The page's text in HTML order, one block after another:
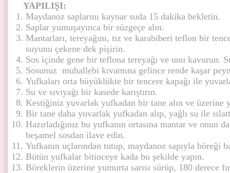
YAPILIŞI:
Maydanoz saplarını kaynar suda 15 dakika bekletin.
Saplar yumuşayınca bir süzgeçe alın.
Mantarları, tereyağını, tız ve karabiberi teflon bir
suyunu çekene dek pişirin.
Sos içinde gene bir teflona tereyağı ve unu kavurun.
Sosunuz muhallebi kıvamına gelince rende kaşar
Yufkaları orta büyüklükte bir tencere kapağı ile
Su ve sıvıyağı bir kasede karıştırın.
Kestiğiniz yuvarlak yufkadan bir tane alın ve üzerine
Bir tane daha yuvarlak yufkadan alıp, yağlı su ile
Hazırladığınız bu yufkanın ortasına mantar ve onun
beşamel sosdan ilave edin.
Yufkanın uçlarından tutup, maydanoz sapıyla böreği
Bütün yufkalar bitinceye kada bu şekilde yapın.
Böreklerin üzerine yumurta sarısı sürüp, 180 derece